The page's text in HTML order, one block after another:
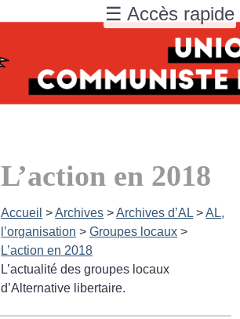
L’action en 2018
Accueil >Archives >Archives d’AL >AL,
l’organisation >Groupes locaux >
L’action en 2018
L’actualité des groupes locaux
d’Alternative libertaire.
☰ Accès rapide